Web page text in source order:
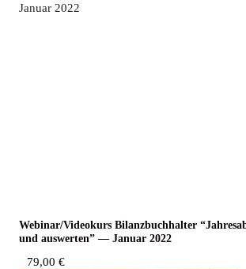
Webinar/Videokurs Bilanz­buch­hal­ter
und aus­wer­ten” — Janu­ar 2022
79,00 €